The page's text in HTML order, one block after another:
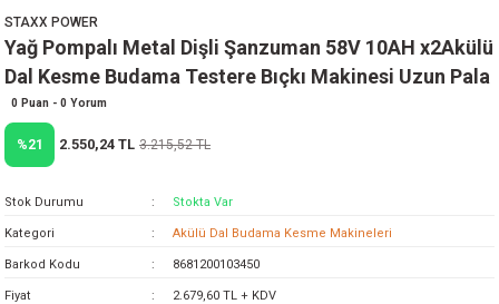
Makinesi
Testereler
Mikser
STAXX POWER
Yağ Pompalı Metal Dişli Şanzuman 58V 10AH x2Akülü
Dal Kesme Budama Testere Bıçkı Makinesi Uzun Pala
0 Puan - 0 Yorum
%21 2.550,24 TL 3.215,52 TL
Stok Durumu Stokta Var
Kategori Akülü Dal Budama Kesme Makineleri
Barkod Kodu 8681200103450
Fiyat 2.679,60 TL + KDV